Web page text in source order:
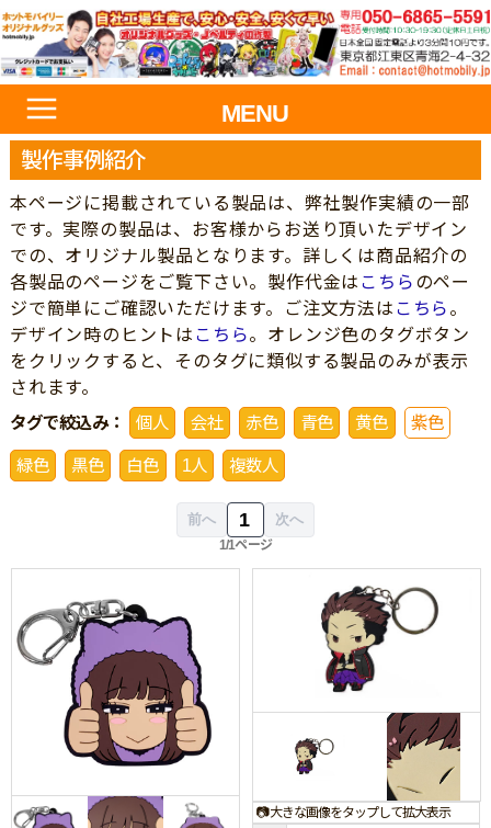
MENU
製作事例紹介
本ページに掲載されている製品は、弊社製作実績の一部
です。実際の製品は、お客様からお送り頂いたデザイン
での、オリジナル製品となります。詳しくは商品紹介の
各製品のページをご覧下さい。製作代金は こちら のペー
ジで簡単にご確認いただけます。ご注文方法は こちら 。
デザイン時のヒントは こちら。オレンジ色のタグボタン
をクリックすると、そのタグに類似する製品のみが表示
されます。
タグで絞込み：
個人 会社 赤色 青色 黄色 紫色
緑色 黒色 白色 1人 複数人
前へ 1 次へ
1/1ページ
📷大きな画像をタップして拡大表示